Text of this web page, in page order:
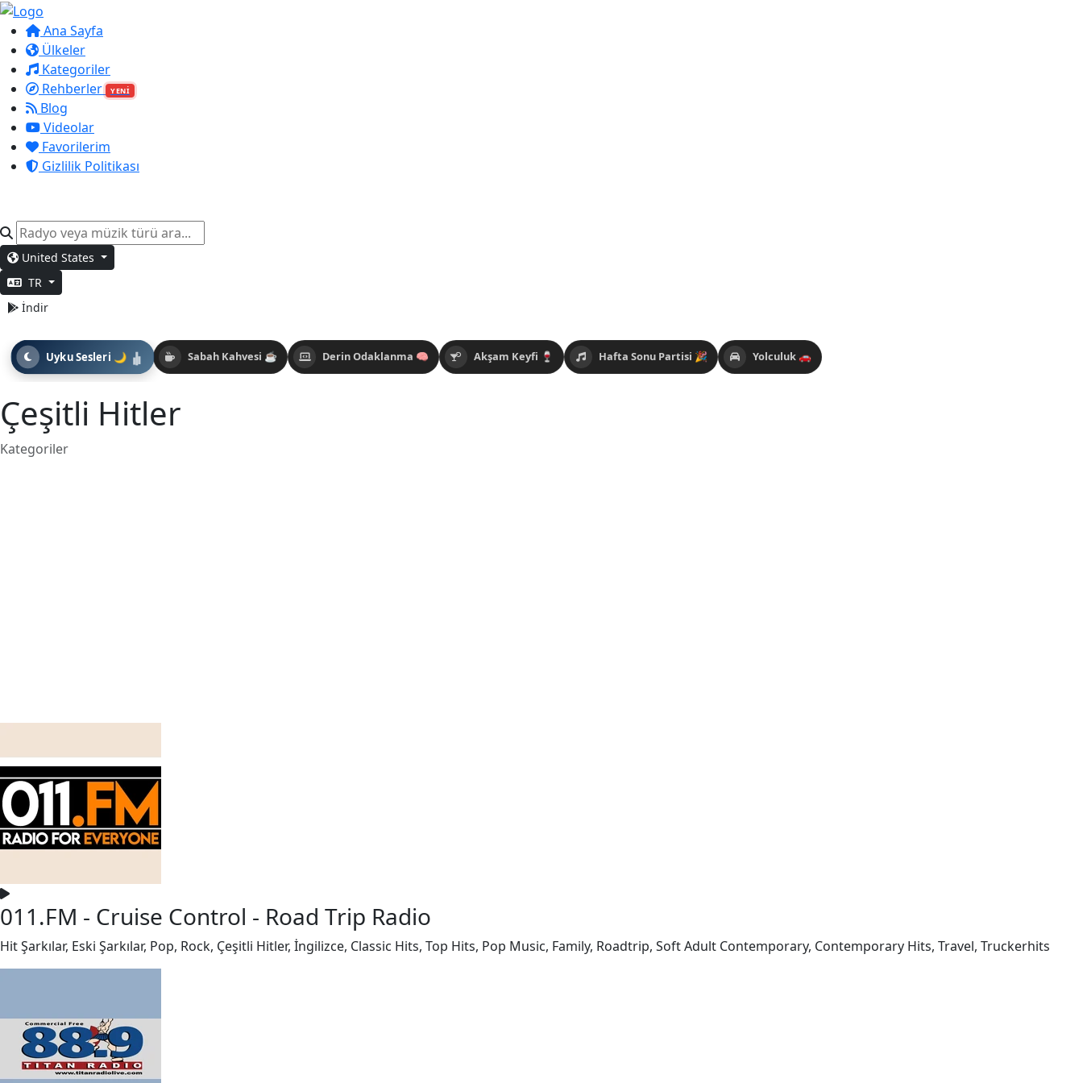
Ana Sayfa
Ülkeler
Kategoriler
Rehberler
YENİ
Blog
Videolar
Favorilerim
Gizlilik Politikası
United States
TR
İndir
Sabah Kahvesi ☕ Derin Odaklanma 🧠 Akşam Keyfi 🍷
Uyku Sesleri 🌙 Hafta Sonu Partisi 🎉 Yolculuk 🚗
Çeşitli Hitler
Kategoriler
011.FM - Cruise Control - Road Trip Radio
Hit Şarkılar, Eski Şarkılar, Pop, Rock, Çeşitli Hitler, İngilizce, Classic Hits, Top Hits, Pop Music, Family, Roadtrip, Soft Adult Contemporary, Contemporary Hits, Travel, Truckerhits